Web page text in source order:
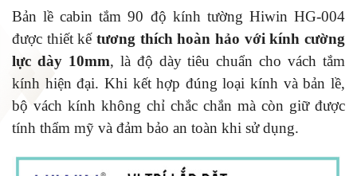
Bản lề cabin tắm 90 độ kính tường Hiwin HG-004
được thiết kế tương thích hoàn hảo với kính cường
lực dày 10mm, là độ dày tiêu chuẩn cho vách tắm
kính hiện đại. Khi kết hợp đúng loại kính và bản lề,
bộ vách kính không chỉ chắc chắn mà còn giữ được
tính thẩm mỹ và đảm bảo an toàn khi sử dụng.